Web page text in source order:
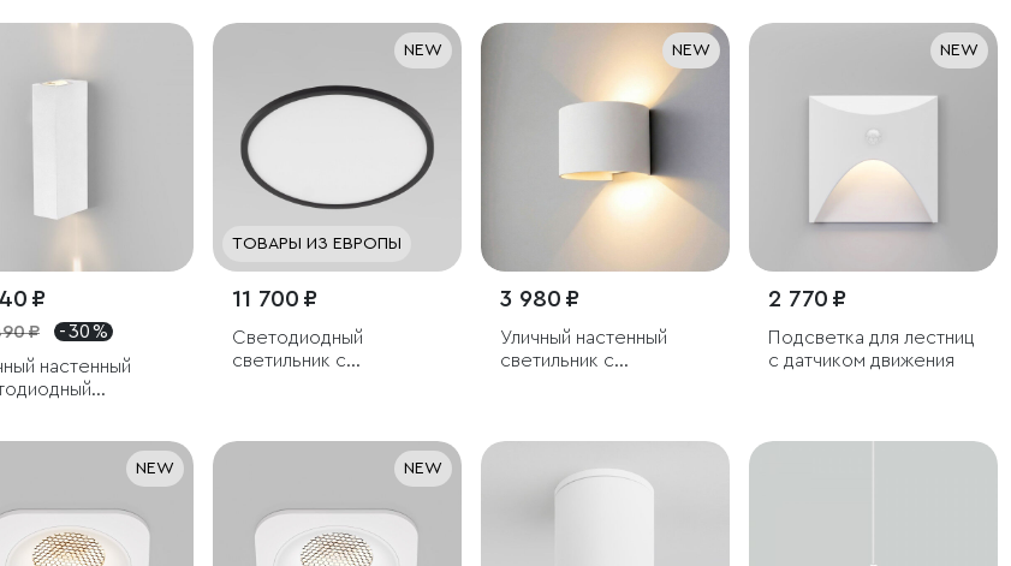
₽
₽
- 30 %
настенный
NEW
ТОВАРЫ ИЗ ЕВРОПЫ
11 700 ₽
Светодиодный
светильник с
(3000/4000/6000К)
NEW
3 980 ₽
Уличный настенный
светильник с
NEW
2 770 ₽
Подсветка для лестниц
с датчиком движения
NEW NEW